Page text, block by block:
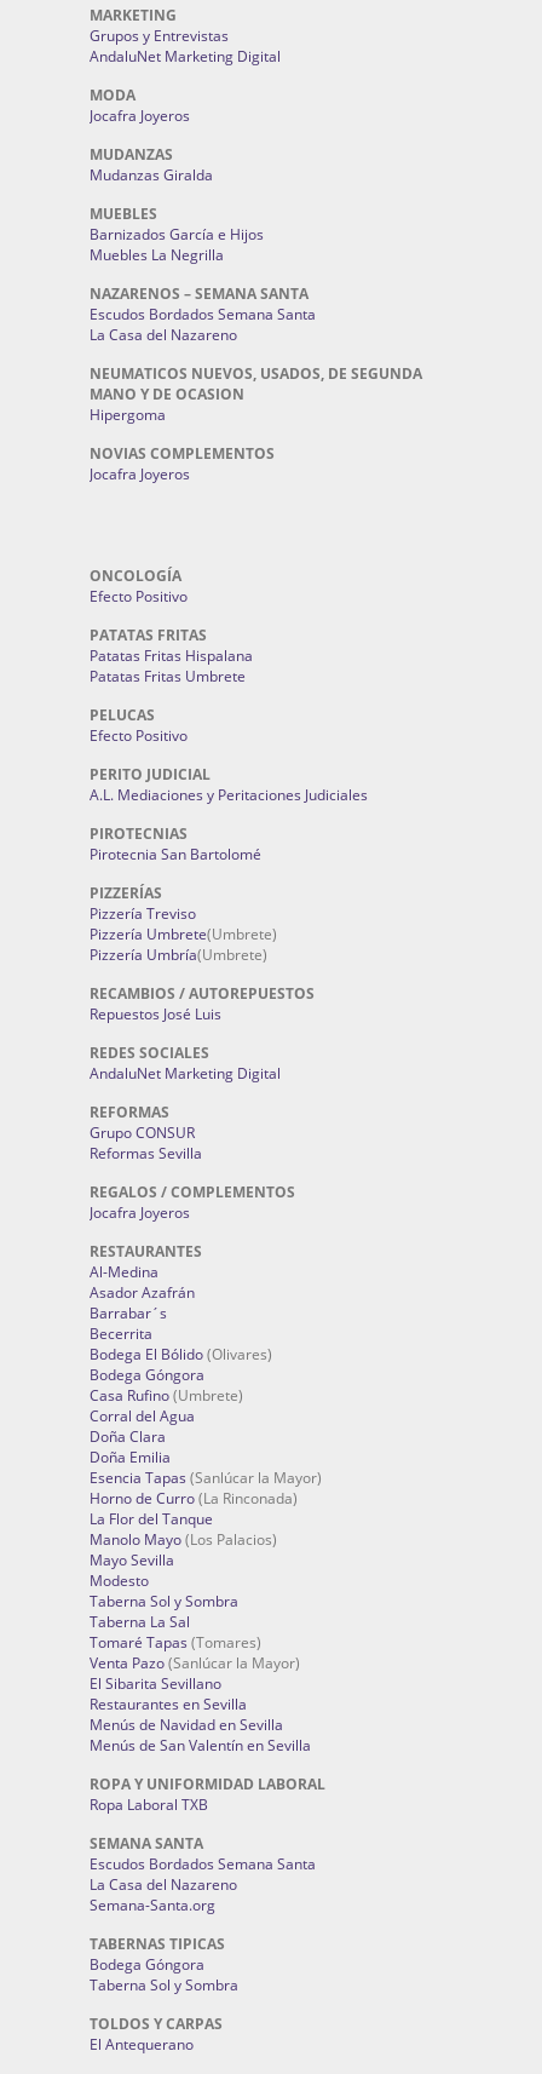
MARKETING
Grupos y Entrevistas
AndaluNet Marketing Digital
MODA
Jocafra Joyeros
MUDANZAS
Mudanzas Giralda
MUEBLES
Barnizados García e Hijos
Muebles La Negrilla
NAZARENOS – SEMANA SANTA
Escudos Bordados Semana Santa
La Casa del Nazareno
NEUMATICOS NUEVOS, USADOS, DE SEGUNDA
MANO Y DE OCASION
Hipergoma
NOVIAS COMPLEMENTOS
Jocafra Joyeros
ONCOLOGÍA
Efecto Positivo
PATATAS FRITAS
Patatas Fritas Hispalana
Patatas Fritas Umbrete
PELUCAS
Efecto Positivo
PERITO JUDICIAL
A.L. Mediaciones y Peritaciones Judiciales
PIROTECNIAS
Pirotecnia San Bartolomé
PIZZERÍAS
Pizzería Treviso
Pizzería Umbrete(Umbrete)
Pizzería Umbría(Umbrete)
RECAMBIOS / AUTOREPUESTOS
Repuestos José Luis
REDES SOCIALES
AndaluNet Marketing Digital
REFORMAS
Grupo CONSUR
Reformas Sevilla
REGALOS / COMPLEMENTOS
Jocafra Joyeros
RESTAURANTES
Al-Medina
Asador Azafrán
Barrabar´s
Becerrita
Bodega El Bólido(Olivares)
Bodega Góngora
Casa Rufino(Umbrete)
Corral del Agua
Doña Clara
Doña Emilia
Esencia Tapas (Sanlúcar la Mayor)
Horno de Curro(La Rinconada)
La Flor del Tanque
Manolo Mayo(Los Palacios)
Mayo Sevilla
Modesto
Taberna Sol y Sombra
Taberna La Sal
Tomaré Tapas (Tomares)
Venta Pazo(Sanlúcar la Mayor)
El Sibarita Sevillano
Restaurantes en Sevilla
Menús de Navidad en Sevilla
Menús de San Valentín en Sevilla
ROPA Y UNIFORMIDAD LABORAL
Ropa Laboral TXB
SEMANA SANTA
Escudos Bordados Semana Santa
La Casa del Nazareno
Semana-Santa.org
TABERNAS TIPICAS
Bodega Góngora
Taberna Sol y Sombra
TOLDOS Y CARPAS
El Antequerano